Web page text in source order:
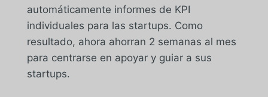
automáticamente informes de KPI
individuales para las startups. Como
resultado, ahora ahorran 2 semanas al mes
para centrarse en apoyar y guiar a sus
startups.